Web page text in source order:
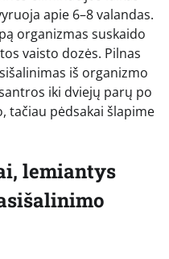
apie 6–8 valandas.
organizmas suskaido
vaisto dozės. Pilnas
iš organizmo
iki dviejų parų po
tačiau pėdsakai šlapime
lemiantys